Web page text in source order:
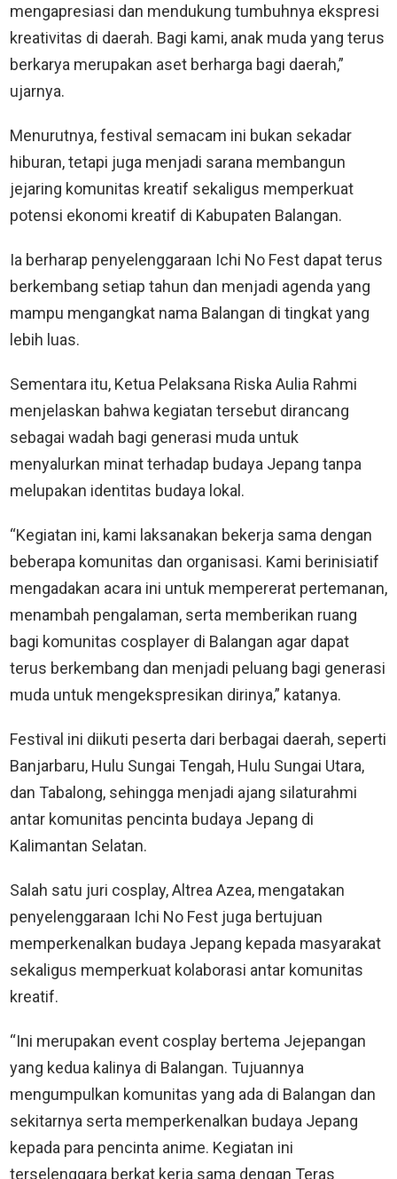
mengapresiasi dan mendukung tumbuhnya ekspresi
kreativitas di daerah. Bagi kami, anak muda yang terus
berkarya merupakan aset berharga bagi daerah,”
ujarnya.
Menurutnya, festival semacam ini bukan sekadar
hiburan, tetapi juga menjadi sarana membangun
jejaring komunitas kreatif sekaligus memperkuat
potensi ekonomi kreatif di Kabupaten Balangan.
Ia berharap penyelenggaraan Ichi No Fest dapat terus
berkembang setiap tahun dan menjadi agenda yang
mampu mengangkat nama Balangan di tingkat yang
lebih luas.
Sementara itu, Ketua Pelaksana Riska Aulia Rahmi
menjelaskan bahwa kegiatan tersebut dirancang
sebagai wadah bagi generasi muda untuk
menyalurkan minat terhadap budaya Jepang tanpa
melupakan identitas budaya lokal.
“Kegiatan ini, kami laksanakan bekerja sama dengan
beberapa komunitas dan organisasi. Kami berinisiatif
mengadakan acara ini untuk mempererat pertemanan,
menambah pengalaman, serta memberikan ruang
bagi komunitas cosplayer di Balangan agar dapat
terus berkembang dan menjadi peluang bagi generasi
muda untuk mengekspresikan dirinya,” katanya.
Festival ini diikuti peserta dari berbagai daerah, seperti
Banjarbaru, Hulu Sungai Tengah, Hulu Sungai Utara,
dan Tabalong, sehingga menjadi ajang silaturahmi
antar komunitas pencinta budaya Jepang di
Kalimantan Selatan.
Salah satu juri cosplay, Altrea Azea, mengatakan
penyelenggaraan Ichi No Fest juga bertujuan
memperkenalkan budaya Jepang kepada masyarakat
sekaligus memperkuat kolaborasi antar komunitas
kreatif.
“Ini merupakan event cosplay bertema Jejepangan
yang kedua kalinya di Balangan. Tujuannya
mengumpulkan komunitas yang ada di Balangan dan
sekitarnya serta memperkenalkan budaya Jepang
kepada para pencinta anime. Kegiatan ini
terselenggara berkat kerja sama dengan Teras